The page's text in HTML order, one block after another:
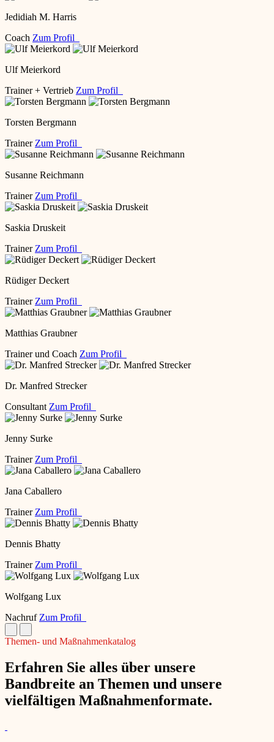
Jedidiah M. Harris
Coach Zum Profil
Ulf Meierkord
Trainer + Vertrieb Zum Profil
Torsten Bergmann
Trainer Zum Profil
Susanne Reichmann
Trainer Zum Profil
Saskia Druskeit
Trainer Zum Profil
Rüdiger Deckert
Trainer Zum Profil
Matthias Graubner
Trainer und Coach Zum Profil
Dr. Manfred Strecker
Consultant Zum Profil
Jenny Surke
Trainer Zum Profil
Jana Caballero
Trainer Zum Profil
Dennis Bhatty
Trainer Zum Profil
Wolfgang Lux
Nachruf Zum Profil
Themen- und Maßnahmenkatalog
Erfahren Sie alles über unsere
Bandbreite an Themen und unsere
vielfältigen Maßnahmenformate.